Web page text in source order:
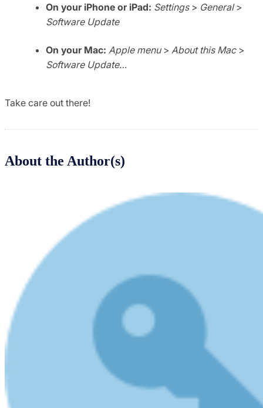
On your iPhone or iPad: Settings> General>
Software Update
On your Mac: Apple menu> About this Mac>
Software Update…
Take care out there!
About the Author(s)